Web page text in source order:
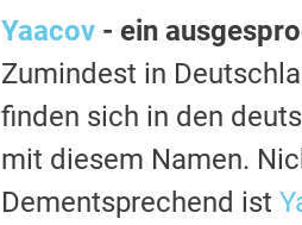
Yaacov - ein
Zumindest in
finden sich in den
mit diesem Namen.
Dementsprechend ist